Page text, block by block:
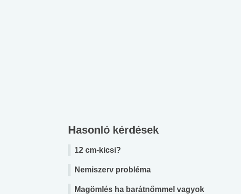
Hasonló kérdések
12 cm-kicsi?
Nemiszerv probléma
Magömlés ha barátnőmmel vagyok